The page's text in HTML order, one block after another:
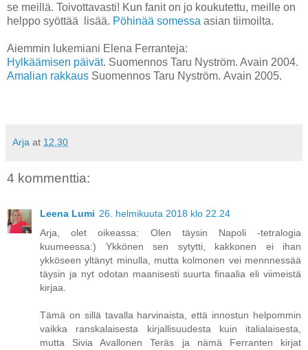
se meillä. Toivottavasti! Kun fanit on jo koukutettu, meille on
helppo syöttää lisää. Pöhinää somessa asian tiimoilta.
Aiemmin lukemiani Elena Ferranteja:
Hylkäämisen päivät. Suomennos Taru Nyström. Avain 2004.
Amalian rakkaus Suomennos Taru Nyström. Avain 2005.
Arja at 12.30
4 kommenttia:
Leena Lumi 26. helmikuuta 2018 klo 22.24
Arja, olet oikeassa: Olen täysin Napoli -tetralogia
kuumeessa:) Ykkönen sen sytytti, kakkonen ei ihan
ykköseen yltänyt minulla, mutta kolmonen vei mennnessää
täysin ja nyt odotan maanisesti suurta finaalia eli viimeistä
kirjaa.
Tämä on sillä tavalla harvinaista, että innostun helpommin
vaikka ranskalaisesta kirjallisuudesta kuin italialaisesta,
mutta Sivia Avallonen Teräs ja nämä Ferranten kirjat